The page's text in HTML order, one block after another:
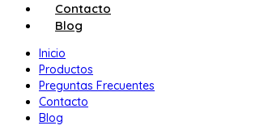
Contacto
Blog
Inicio
Productos
Preguntas Frecuentes
Contacto
Blog